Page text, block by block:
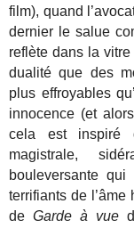
film), quand
dernier le salue
reflète dans la
dualité que des
plus effroyables
innocence (et
cela est inspiré
magistrale,
bouleversante
terrifiants de
deGarde à vue